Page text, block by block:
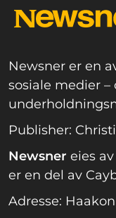
Newsner er en
sosiale medier
Publisher:
Newsner eies av
er en del av
Adresse: